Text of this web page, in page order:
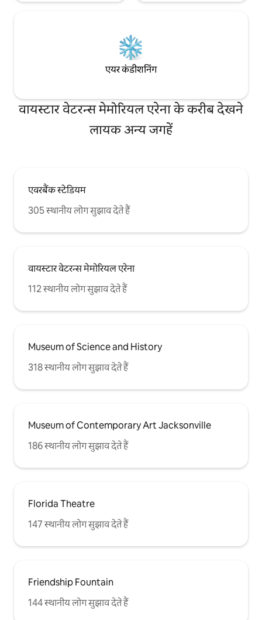
एयर कंडीशनिंग
वायस्टार वेटरन्स मेमोरियल एरेना के करीब देखने
लायक अन्य जगहें
एवरबैंक स्टेडियम
305 स्थानीय लोग सुझाव देते हैं
वायस्टार वेटरन्स मेमोरियल एरेना
112 स्थानीय लोग सुझाव देते हैं
Museum of Science and History
318 स्थानीय लोग सुझाव देते हैं
Museum of Contemporary Art Jacksonville
186 स्थानीय लोग सुझाव देते हैं
Florida Theatre
147 स्थानीय लोग सुझाव देते हैं
Friendship Fountain
144 स्थानीय लोग सुझाव देते हैं